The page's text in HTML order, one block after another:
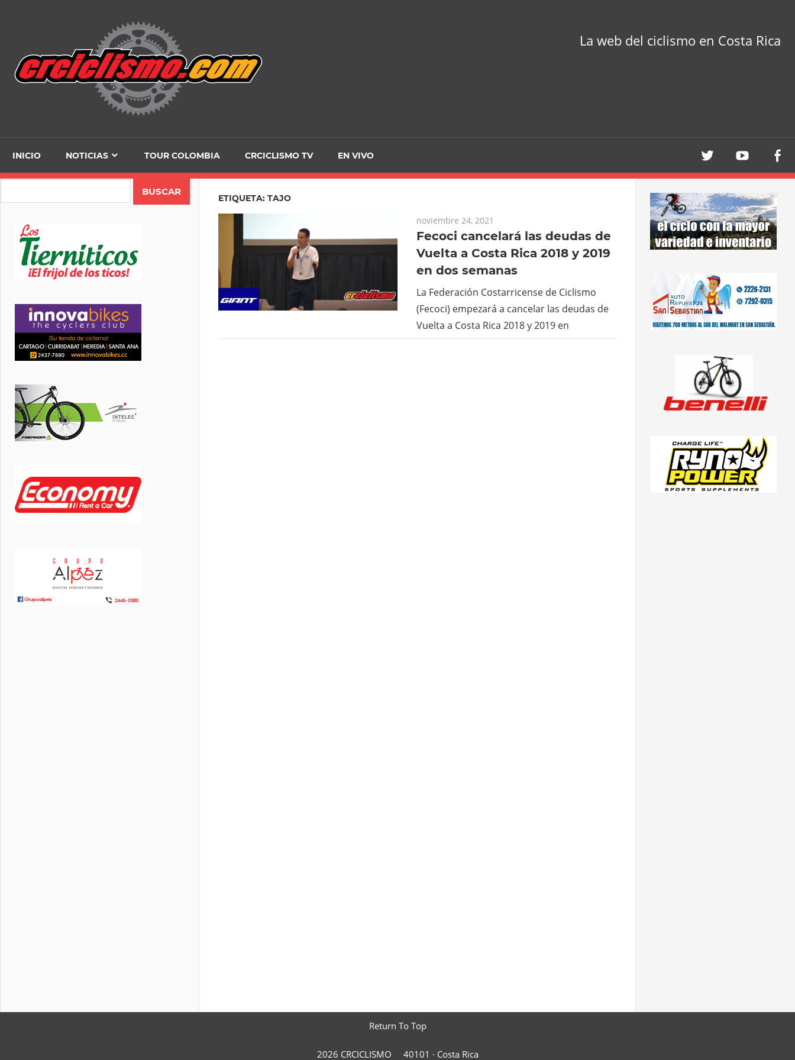
La web del ciclismo en Costa Rica
INICIO NOTICIAS TOUR COLOMBIA CRCICLISMO TV EN VIVO
ETIQUETA: TAJO
noviembre 24, 2021
Fecoci cancelará las deudas de
Vuelta a Costa Rica 2018 y 2019
en dos semanas
La Federación Costarricense de Ciclismo
(Fecoci) empezará a cancelar las deudas de
Vuelta a Costa Rica 2018 y 2019 en
Return To Top
2026 CRCICLISMO 40101 · Costa Rica